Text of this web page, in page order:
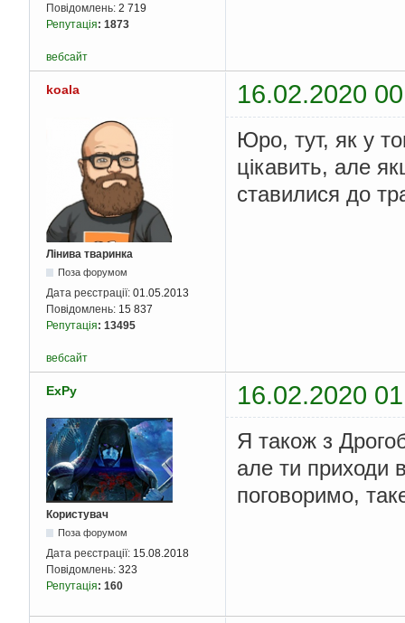
Повідомлень: 2 719
Репутація: 1873
вебсайт
koala 16.02.2020
Лінива тваринка
Поза форумом
Дата реєстрації: 01.05.2013
Повідомлень: 15 837
Репутація: 13495
Юро, тут, як у
цікавить, але
ставилися до
вебсайт
ExPy 16.02.2020
Користувач
Поза форумом
Дата реєстрації: 15.08.2018
Повідомлень: 323
Репутація: 160
Я також з
але ти приходи
поговоримо,